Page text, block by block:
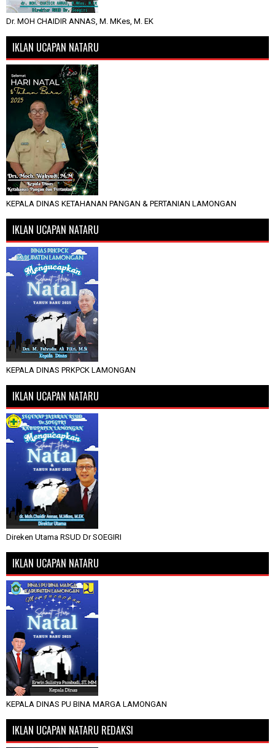
Dr. MOH CHAIDIR ANNAS, M. MKes, M. EK
IKLAN UCAPAN NATARU
KEPALA DINAS KETAHANAN PANGAN & PERTANIAN LAMONGAN
IKLAN UCAPAN NATARU
KEPALA DINAS PRKPCK LAMONGAN
IKLAN UCAPAN NATARU
Direken Utama RSUD Dr SOEGIRI
IKLAN UCAPAN NATARU
KEPALA DINAS PU BINA MARGA LAMONGAN
IKLAN UCAPAN NATARU REDAKSI